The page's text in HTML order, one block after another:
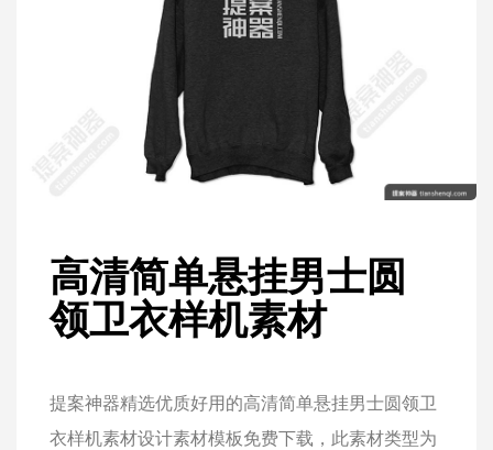
高清简单悬挂男士圆
领卫衣样机素材
提案神器精选优质好用的高清简单悬挂男士圆领卫
衣样机素材设计素材模板免费下载，此素材类型为